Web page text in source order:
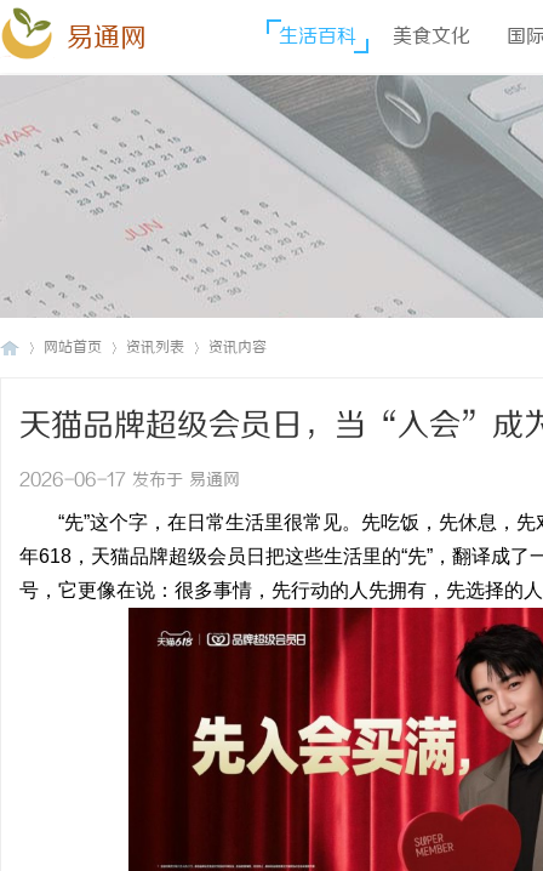
易通网 生活百科 美食文化 国
网站首页 资讯列表 资讯内容
天猫品牌超级会员日，当“入会”成
2026-06-17 发布于 易通网
“先”这个字，在日常生活里很常见。先吃饭，先休息，
年618，天猫品牌超级会员日把这些生活里的“先”，翻译成
号，它更像在说：很多事情，先行动的人先拥有，先选择的